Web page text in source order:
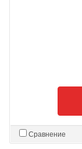
Сравнение